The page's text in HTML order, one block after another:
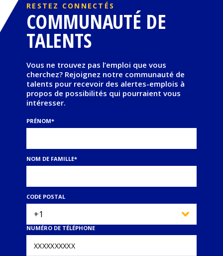
RESTEZ CONNECTÉS
COMMUNAUTÉ DE
TALENTS
Vous ne trouvez pas l’emploi que vous
cherchez? Rejoignez notre communauté de
talents pour recevoir des alertes-emplois à
propos de possibilités qui pourraient vous
intéresser.
PRÉNOM*
NOM DE FAMILLE*
CODE POSTAL
NUMÉRO DE TÉLÉPHONE